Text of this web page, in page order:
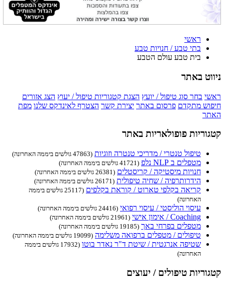
ראשי
בתי טבע / חנויות טבע
בית טבע עולם הטבע
ניווט באתר
ראשי בחר סוג טיפול / יועץ הצגת קטגוריות טיפול / יעוץ הצג אזורים
חיפוש מתקדם פרסום באתר יצירת קשר הצטרף לאינדקס שלנו מפת
האתר
קטגוריות פופולאריות באתר
טיפול טנטרי / מדריכי טנטרה וזוגיות (47863 גולשים ביממה האחרונה)
מטפלים ב NLP נלפ (41721 גולשים ביממה האחרונה)
חנויות מיסטיקה / קריסטלים (26381 גולשים ביממה האחרונה)
הידרותרפיה / שחיה טיפולית (26171 גולשים ביממה האחרונה)
קריאה בקלפי טארוט / קוראת בקלפים
(25117 גולשים ביממה
האחרונה)
עיסוי הוליסטי / עיסוי רפואי (24416 גולשים ביממה האחרונה)
Coaching / אימון אישי (21961 גולשים ביממה האחרונה)
מטפלים בפרחי באך (19185 גולשים ביממה האחרונה)
טיפולים / מטפלים ברפואה משלימה (19099 גולשים ביממה האחרונה)
שטיפה אנרגטית / שיטת ד"ר נאדר בוטו
(17932 גולשים ביממה
האחרונה)
קטגוריות טיפולים / יעוצים